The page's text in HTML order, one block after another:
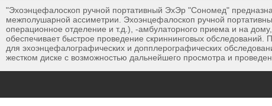
"Эхоэнцефалоскоп ручной портативный ЭхЭр "Сономед"
межполушарной ассиметрии. Эхоэнцефалоскоп ручной
операционное отделение и т.д.), -амбулаторного приема и на
обеспечивает быстрое проведение скриннинговых
для эхоэнцефалографических и допплерографических
жестком диске с возможностью дальнейшего просмотра и